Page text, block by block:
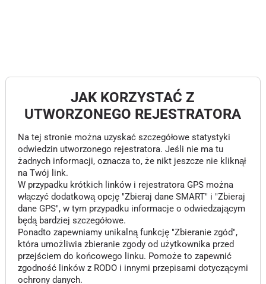
JAK KORZYSTAĆ Z
UTWORZONEGO REJESTRATORA
Na tej stronie można uzyskać szczegółowe statystyki
odwiedzin utworzonego rejestratora. Jeśli nie ma tu
żadnych informacji, oznacza to, że nikt jeszcze nie kliknął
na Twój link.
W przypadku krótkich linków i rejestratora GPS można
włączyć dodatkową opcję "Zbieraj dane SMART" i "Zbieraj
dane GPS", w tym przypadku informacje o odwiedzającym
będą bardziej szczegółowe.
Ponadto zapewniamy unikalną funkcję "Zbieranie zgód",
która umożliwia zbieranie zgody od użytkownika przed
przejściem do końcowego linku. Pomoże to zapewnić
zgodność linków z RODO i innymi przepisami dotyczącymi
ochrony danych.